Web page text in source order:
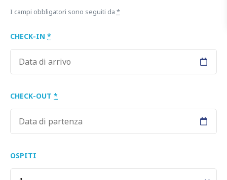
I campi obbligatori sono seguiti da *
CHECK-IN *
CHECK-OUT *
OSPITI